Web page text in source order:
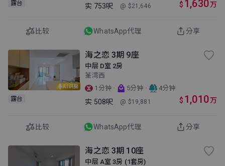
露台 实 753呎 @ $21,646 $ 1,630万
比较 WhatsApp代理 分享
AI讲房
露台
海之恋 3期 9座
中层 D室 2房
荃湾西
1分钟 · 5分钟 · 4分钟
实 508呎 @ $19,881 $ 1,010万
比较 WhatsApp代理 分享
海之恋 3期 10座
中层 A室 3房 (1套房)